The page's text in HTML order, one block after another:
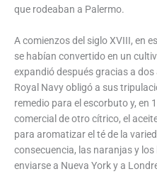
que rodeaban a Palermo.
A comienzos del siglo XVIII, en
se habían convertido en un
expandió después gracias a
Royal Navy obligó a sus
remedio para el escorbuto y, en
comercial de otro cítrico, el
para aromatizar el té de la
consecuencia, las naranjas y
enviarse a Nueva York y a